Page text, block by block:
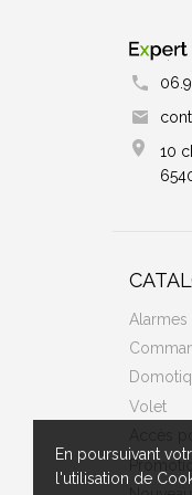
En poursuivant
l'utilisation de
10
Alarmes
Volet